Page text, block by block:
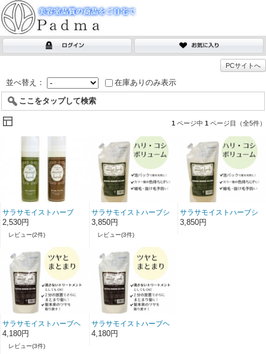
PCサイトへ
並べ替え： 在庫ありのみ表示
ここをタップして検索
1 ページ中 1 ページ目（全5件）
サラサモイストハーブ
『限定トライアルセッ
2,530円
レビュー(2件)
サラサモイストハーブシ
ャンプー(400ml)
3,850円
レビュー(3件)
サラサモイストハーブシ
ャンプー(400ml)
3,850円
サラサモイストハーブヘ
アパック(400g)
4,180円
レビュー(3件)
サラサモイストハーブヘ
アパック(400g)
4,180円